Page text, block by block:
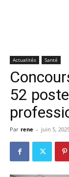
Actualités Santé
52
Par rene - juin 5,